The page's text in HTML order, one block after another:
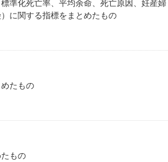
準化死亡率、平均余命、死亡原因、妊産
に関する指標をまとめたもの
たもの
もの